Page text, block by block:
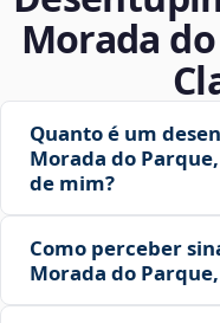
Morada
Quanto é um
Morada do
de mim?
Como perceber
Morada do